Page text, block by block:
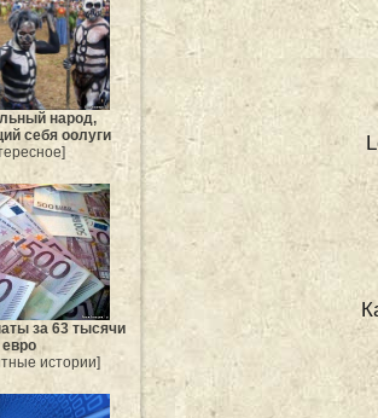
народ,
себя оолуги
за 63 тысячи
евро
истории]